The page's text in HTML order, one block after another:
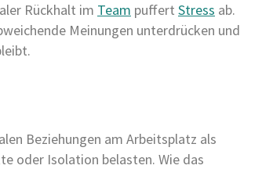
Rückhalt im Team puffert Stress ab.
Meinungen unterdrücken und
Beziehungen am Arbeitsplatz als
oder Isolation belasten. Wie das